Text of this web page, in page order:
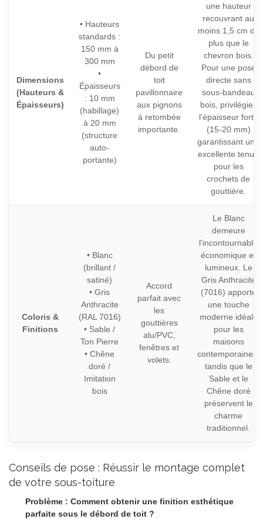
Dimensions
(Hauteurs &
Épaisseurs)
• Hauteurs
standards :
150 mm à
300 mm
•
Épaisseurs
: 10 mm
(habillage)
à 20 mm
(structure
auto-
portante)
Du petit
débord de
toit
pavillonnaire
aux pignons
à retombée
importante.
une hauteur
recouvrant au
moins 1,5 cm de
plus que le
chevron bois.
Pour une pose
directe sans
sous-bandeau
bois, privilégiez
l'épaisseur forte
(15-20 mm)
garantissant une
excellente tenue
pour les
crochets de
gouttière.
Coloris &
Finitions
• Blanc
(brillant /
satiné)
• Gris
Anthracite
(RAL 7016)
• Sable /
Ton Pierre
• Chêne
doré /
Imitation
bois
Accord
parfait avec
les
gouttières
alu/PVC,
fenêtres et
volets.
Le Blanc
demeure
l'incontournable
économique et
lumineux. Le
Gris Anthracite
(7016) apporte
une touche
moderne idéale
pour les
maisons
contemporaines,
tandis que le
Sable et le
Chêne doré
préservent le
charme
traditionnel.
Conseils de pose : Réussir le montage complet
de votre sous-toiture
Problème : Comment obtenir une finition esthétique
parfaite sous le débord de toit ?